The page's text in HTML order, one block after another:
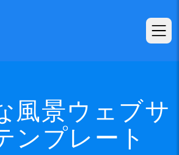
風景ウェブサ
ンプレート